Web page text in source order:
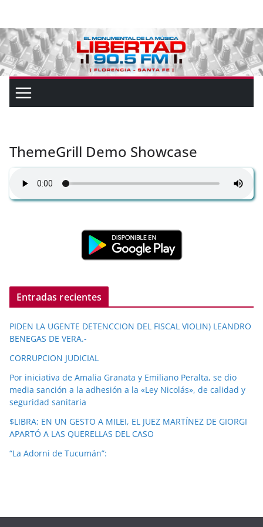
ThemeGrill Demo Showcase
Entradas recientes
PIDEN LA UGENTE DETENCCION DEL FISCAL VIOLIN) LEANDRO
BENEGAS DE VERA.-
CORRUPCION JUDICIAL
Por iniciativa de Amalia Granata y Emiliano Peralta, se dio
media sanción a la adhesión a la «Ley Nicolás», de calidad y
seguridad sanitaria
$LIBRA: EN UN GESTO A MILEI, EL JUEZ MARTÍNEZ DE GIORGI
APARTÓ A LAS QUERELLAS DEL CASO
“La Adorni de Tucumán”: